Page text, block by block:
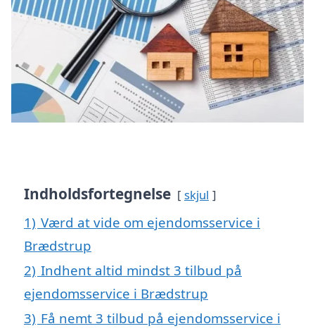
Indholdsfortegnelse skjul
1) Værd at vide om ejendomsservice i
Brædstrup
2) Indhent altid mindst 3 tilbud på
ejendomsservice i Brædstrup
3) Få nemt 3 tilbud på ejendomsservice i